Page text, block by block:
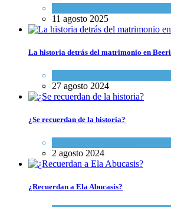
11 agosto 2025
La historia detrás del matrimonio en Beeri
27 agosto 2024
¿Se recuerdan de la historia?
2 agosto 2024
¿Recuerdan a Ela Abucasis?